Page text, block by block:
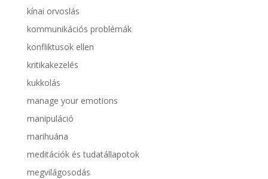
kínai orvoslás
kommunikációs problémák
konfliktusok ellen
kritikakezelés
kukkolás
manage your emotions
manipuláció
marihuána
meditációk és tudatállapotok
megvilágosodás